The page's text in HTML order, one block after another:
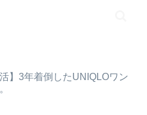
活】3年着倒したUNIQLOワン